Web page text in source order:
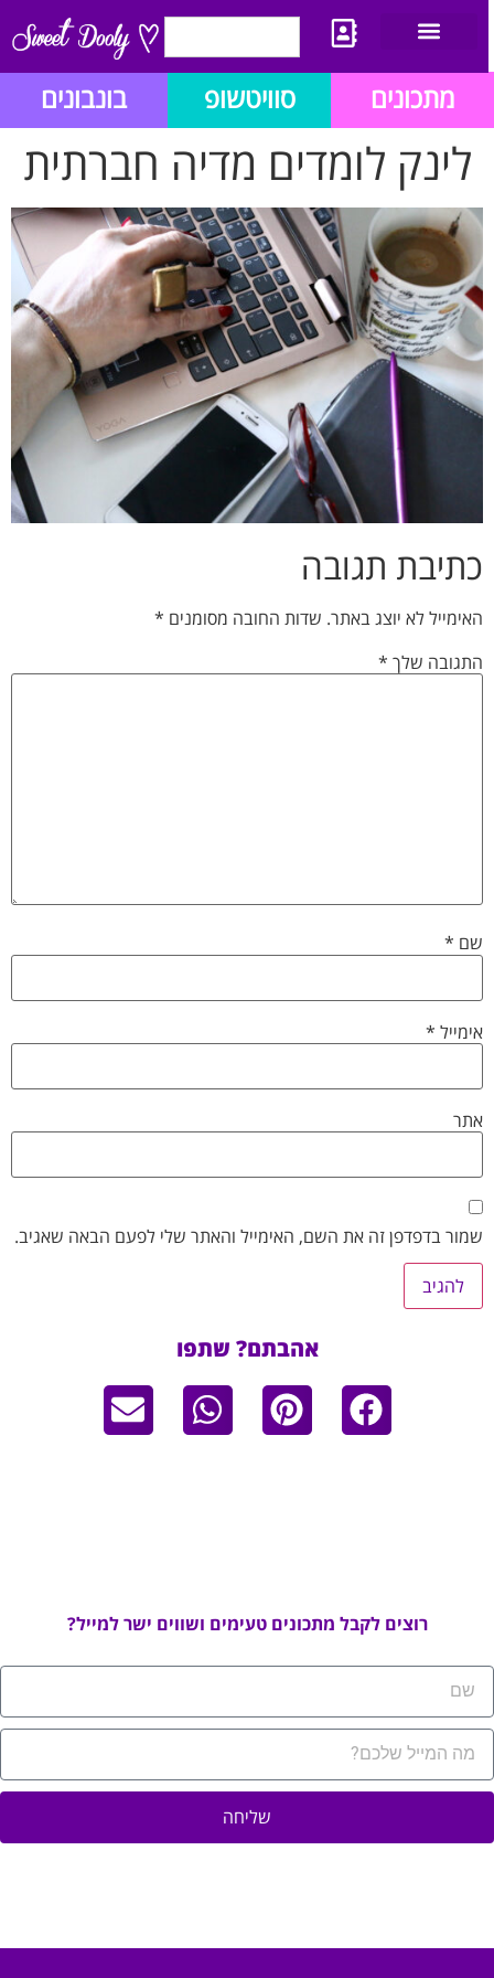
מתכונים סוויטשופ בונבונים
לינק לומדים מדיה חברתית
כתיבת תגובה
האימייל לא יוצג באתר. שדות החובה מסומנים *
התגובה שלך*
שם *
אימייל*
אתר
שמור בדפדפן זה את השם, האימייל והאתר שלי לפעם הבאה שאגיב.
אהבתם? שתפו
רוצים לקבל מתכונים טעימים ושווים ישר למייל?
שליחה